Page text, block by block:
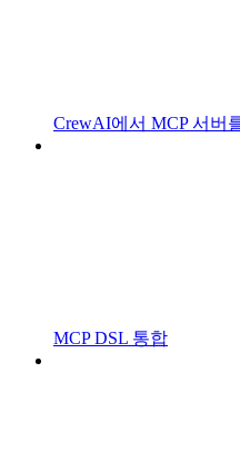
CrewAI에서 MCP 서버
MCP DSL 통합